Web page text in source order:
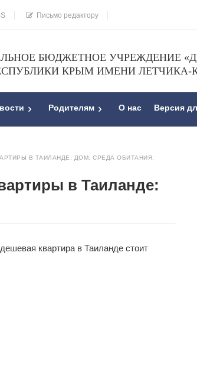
Письмо редактору
БЮДЖЕТНОЕ УЧРЕЖДЕНИЕ
КРЫМ ИМЕНИ
Родителям О нас Версия
В ТАИЛАНДЕ: ДОМ: СРЕДА ОБИТАНИЯ:
в Таиланде:
квартира в Таиланде стоит